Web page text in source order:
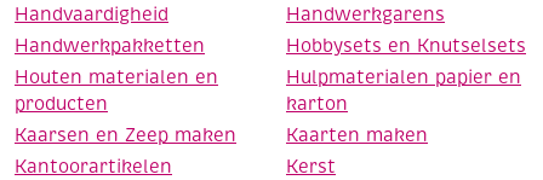
Handvaardigheid
Handwerkgarens
Handwerkpakketten
Hobbysets en Knutselsets
Houten materialen en
producten
Hulpmaterialen papier en
karton
Kaarsen en Zeep maken
Kaarten maken
Kantoorartikelen
Kerst